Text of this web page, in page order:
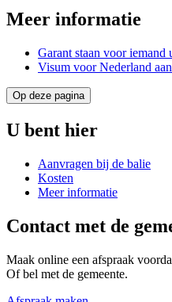
Meer informatie
Garant staan voor iemand
Visum voor Nederland
Op deze pagina
U bent hier
Aanvragen bij de balie
Kosten
Meer informatie
Contact met de
Maak online een afspraak
Of bel met de gemeente.